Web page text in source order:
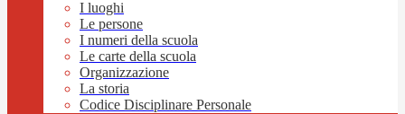
I luoghi
Le persone
I numeri della scuola
Le carte della scuola
Organizzazione
La storia
Codice Disciplinare Personale